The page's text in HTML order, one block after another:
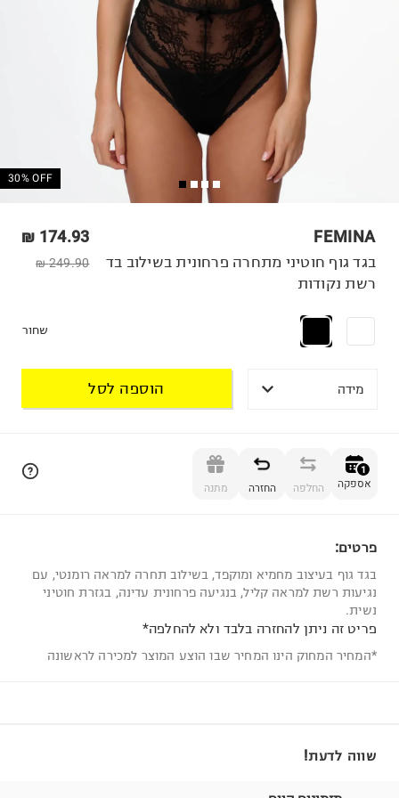
30% OFF
FEMINA
174.93 ₪
249.90 ₪
בגד גוף חוטיני מתחרה פרחונית בשילוב בד
רשת נקודות
שחור
מידה הוספה לסל
1
אספקה החלפה החזרה מתנה
פרטים:
בגד גוף בעיצוב מחמיא ומוקפד, בשילוב תחרה למראה רומנטי, עם
נגיעות רשת למראה קליל, בנגיעה פרחונית עדינה, בגזרת חוטיני
נשית.
פריט זה ניתן להחזרה בלבד ולא להחלפה*
*המחיר המחוק הינו המחיר שבו הוצע המוצר למכירה לראשונה
שווה לדעת!